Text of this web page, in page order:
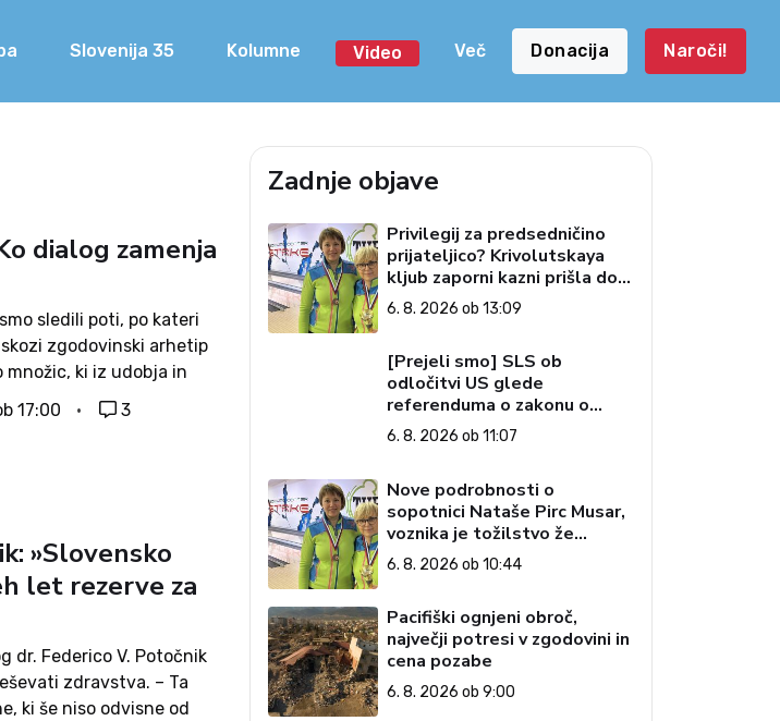
Slovenija 35 Kolumne Video Več Donacija Naroči!
dialog zamenja
sledili poti, po kateri
zgodovinski arhetip
množic, ki iz udobja in
in nazadnje skozi
17:00 3
»Slovensko
let rezerve za
dr. Federico V. Potočnik
zdravstva. – Ta
ki še niso odvisne od
Zadnje objave
Privilegij za predsedničino
prijateljico? Krivolutskaya
kljub zaporni kazni prišla do
državljanstva
6. 8. 2026 ob 13:09
[Prejeli smo] SLS ob
odločitvi US glede
referenduma o zakonu o
interventnih ukrepih za razvoj
Slovenije
6. 8. 2026 ob 11:07
Nove podrobnosti o
sopotnici Nataše Pirc Musar,
voznika je tožilstvo že
preiskovalo – zaradi trgovine
z drogami
6. 8. 2026 ob 10:44
Pacifiški ognjeni obroč,
največji potresi v zgodovini in
cena pozabe
6. 8. 2026 ob 9:00